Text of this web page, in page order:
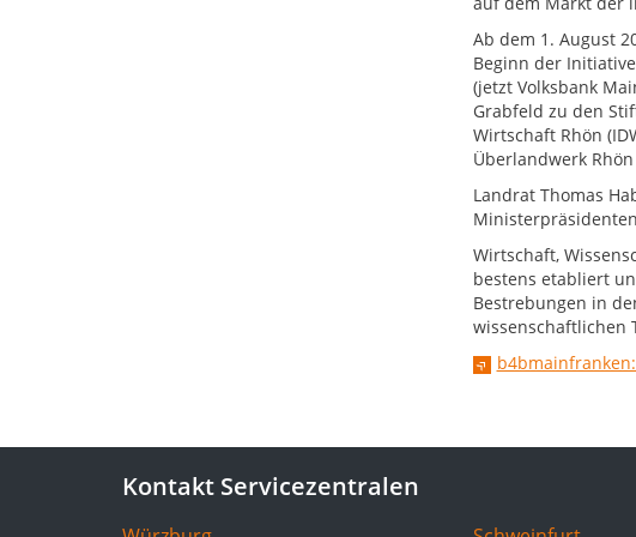
Ab dem 1. August
Beginn der
(jetzt Volksbank
Grabfeld zu den
Wirtschaft Rhön
Überlandwerk
Landrat Thomas
Wirtschaft,
bestens etabliert
Bestrebungen in
wissenschaftlichen
Kontakt Servicezentralen